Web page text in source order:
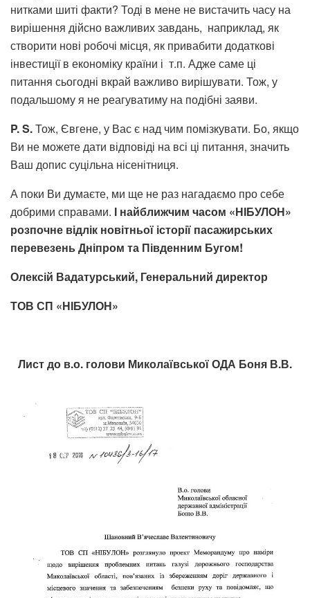
нитками шиті факти? Тоді в мене не вистачить часу на
вирішення дійсно важливих завдань, наприклад, як
створити нові робочі місця, як привабити додаткові
інвестиції в економіку країни і т.п. Адже саме ці
питання сьогодні вкрай важливо вирішувати. Тож, у
подальшому я не реагуватиму на подібні заяви.
P.S.Тож, Євгене, у Вас є над чим помізкувати. Бо, якщо
Ви не можете дати відповіді на всі ці питання, значить
Ваш допис суцільна нісенітниця.
А поки Ви думаєте, ми ще не раз нагадаємо про себе
добрими справами. І найближчим часом «НІБУЛОН»
розпочне відлік новітньої історії пасажирських
перевезень Дніпром та Південним Бугом!
Олексій Вадатурський, Генеральний директор
ТОВ СП «НІБУЛОН»
Лист до в.о. голови Миколаївської ОДА Боня В.В.